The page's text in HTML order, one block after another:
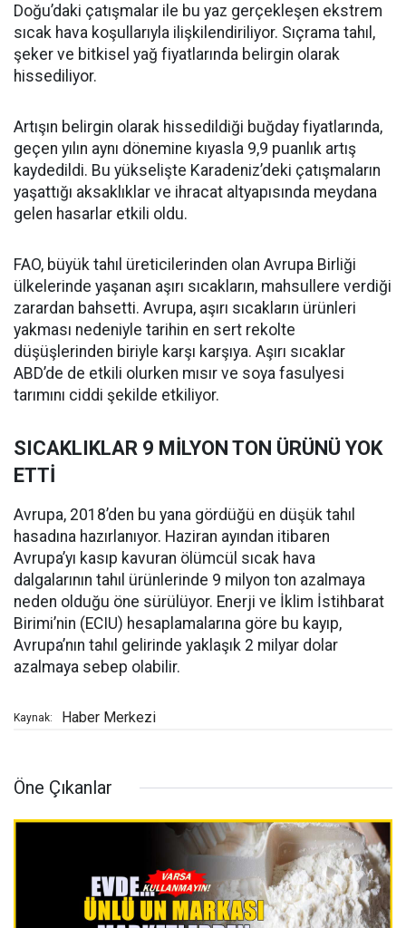
Doğu’daki çatışmalar ile bu yaz gerçekleşen ekstrem
sıcak hava koşullarıyla ilişkilendiriliyor. Sıçrama tahıl,
şeker ve bitkisel yağ fiyatlarında belirgin olarak
hissediliyor.
Artışın belirgin olarak hissedildiği buğday fiyatlarında,
geçen yılın aynı dönemine kıyasla 9,9 puanlık artış
kaydedildi. Bu yükselişte Karadeniz’deki çatışmaların
yaşattığı aksaklıklar ve ihracat altyapısında meydana
gelen hasarlar etkili oldu.
FAO, büyük tahıl üreticilerinden olan Avrupa Birliği
ülkelerinde yaşanan aşırı sıcakların, mahsullere verdiği
zarardan bahsetti. Avrupa, aşırı sıcakların ürünleri
yakması nedeniyle tarihin en sert rekolte
düşüşlerinden biriyle karşı karşıya. Aşırı sıcaklar
ABD’de de etkili olurken mısır ve soya fasulyesi
tarımını ciddi şekilde etkiliyor.
SICAKLIKLAR 9 MİLYON TON ÜRÜNÜ YOK
ETTİ
Avrupa, 2018’den bu yana gördüğü en düşük tahıl
hasadına hazırlanıyor. Haziran ayından itibaren
Avrupa’yı kasıp kavuran ölümcül sıcak hava
dalgalarının tahıl ürünlerinde 9 milyon ton azalmaya
neden olduğu öne sürülüyor. Enerji ve İklim İstihbarat
Birimi’nin (ECIU) hesaplamalarına göre bu kayıp,
Avrupa’nın tahıl gelirinde yaklaşık 2 milyar dolar
azalmaya sebep olabilir.
Kaynak: Haber Merkezi
Öne Çıkanlar